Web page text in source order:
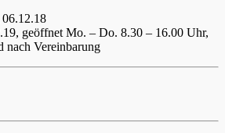
06.12.18
geöffnet Mo. – Do. 8.30 – 16.00 Uhr,
nach Vereinbarung